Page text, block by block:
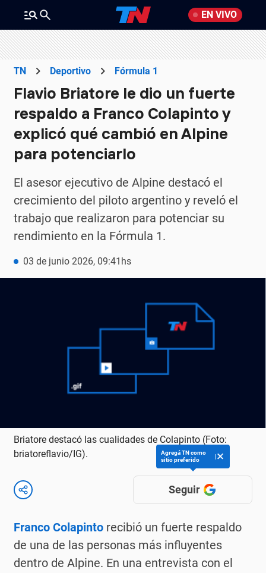
EN VIVO
TN Deportivo Fórmula 1
Flavio Briatore le dio un fuerte
respaldo a Franco Colapinto y
explicó qué cambió en Alpine
para potenciarlo
El asesor ejecutivo de Alpine destacó el
crecimiento del piloto argentino y reveló el
trabajo que realizaron para potenciar su
rendimiento en la Fórmula 1.
03 de junio 2026, 09:41hs
Briatore destacó las cualidades de Colapinto (Foto:
briatoreflavio/IG).
Seguir
Agregá TN como
sitio preferido
Franco Colapinto recibió un fuerte respaldo
de una de las personas más influyentes
dentro de Alpine. En una entrevista con el